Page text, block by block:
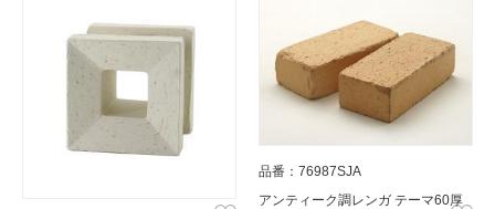
品番：76987SJA
アンティーク調レンガ テーマ60厚